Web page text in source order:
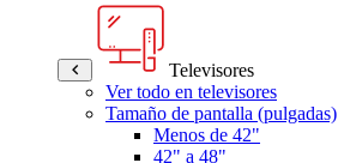
Televisores
Ver todo en televisores
Tamaño de pantalla (pulgadas)
Menos de 42"
42" a 48"